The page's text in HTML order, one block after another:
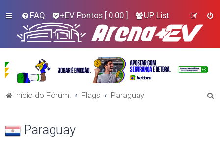
FAQ +EV Pontos [ 0.00 ] UP List
Início do Fórum! Flags Paraguay
Paraguay